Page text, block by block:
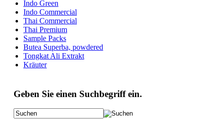
Indo Green
Indo Commercial
Thai Commercial
Thai Premium
Sample Packs
Butea Superba, powdered
Tongkat Ali Extrakt
Kräuter
Geben Sie einen Suchbegriff ein.